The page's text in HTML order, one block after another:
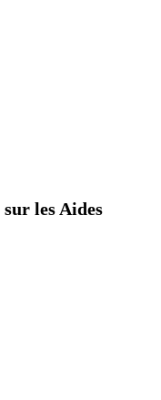
sur les Aides